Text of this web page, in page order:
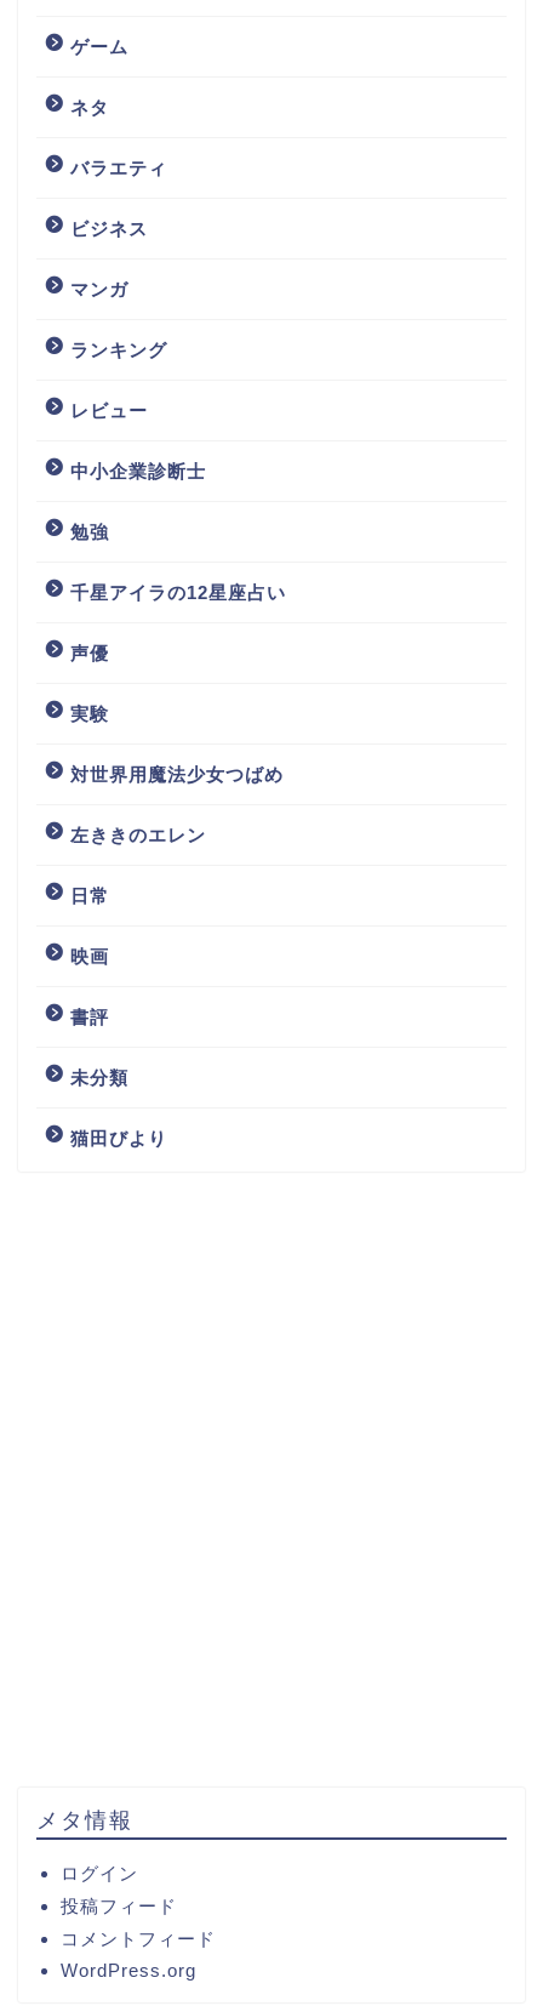
ゲーム
ネタ
バラエティ
ビジネス
マンガ
ランキング
レビュー
中小企業診断士
勉強
千星アイラの12星座占い
声優
実験
対世界用魔法少女つばめ
左ききのエレン
日常
映画
書評
未分類
猫田びより
メタ情報
ログイン
投稿フィード
コメントフィード
WordPress.org